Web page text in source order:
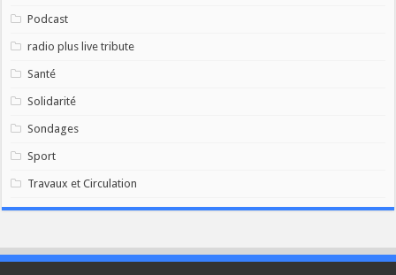
Podcast
radio plus live tribute
Santé
Solidarité
Sondages
Sport
Travaux et Circulation